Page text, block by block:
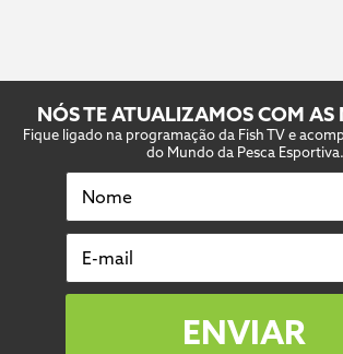
NÓS TE ATUALIZAMOS COM AS
Fique ligado na programação da Fish TV e
do Mundo da Pesca Esportiva.
Nome
E-mail
ENVIAR